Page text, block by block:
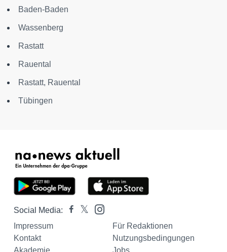
Baden-Baden
Wassenberg
Rastatt
Rauental
Rastatt, Rauental
Tübingen
Social Media:
Impressum
Für Redaktionen
Kontakt
Nutzungsbedingungen
Akademie
Jobs